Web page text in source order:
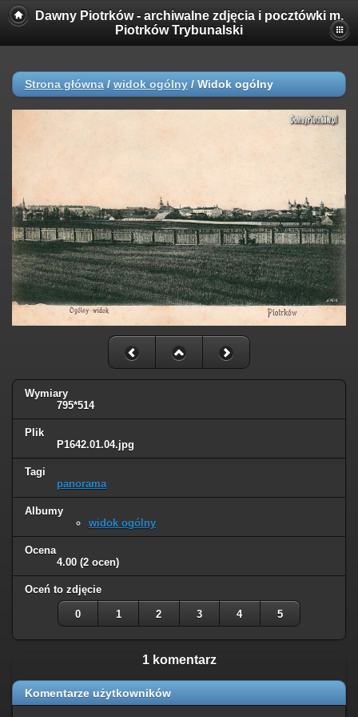
Dawny Piotrków - archiwalne zdjęcia i pocztówki m.
Piotrków Trybunalski
Strona główna / widok ogólny / Widok ogólny
Wymiary
795*514
Plik
P1642.01.04.jpg
Tagi
panorama
Albumy
widok ogólny
Ocena
4.00 (2 ocen)
Oceń to zdjęcie
0 1 2 3 4 5
1 komentarz
Komentarze użytkowników